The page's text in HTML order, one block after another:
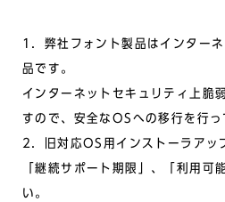
1．弊社フォント製品はインター
品です。
インターネットセキュリティ上脆
すので、安全なOSへの移行を行っ
2．旧対応OS用インストーラアッ
「継続サポート期限」、「利用可
い。